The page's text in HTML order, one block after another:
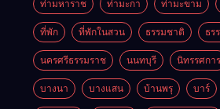
ท่ามหาราช ท่ามะกา ท่ามะขาม
ที่พัก ที่พักในสวน ธรรมชาติ ธร
นครศรีธรรมราช นนทบุรี นิทรรศการ
บางนา บางแสน บ้านพรุ บาร์